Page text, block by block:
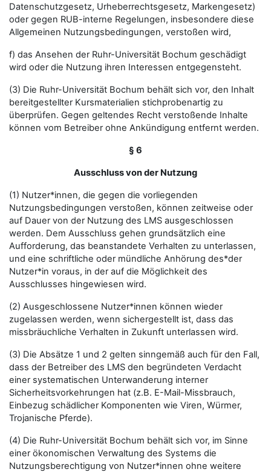
Datenschutzgesetz, Urheberrechtsgesetz, Markengesetz)
oder gegen RUB-interne Regelungen, insbesondere diese
Allgemeinen Nutzungsbedingungen, verstoßen wird,
f) das Ansehen der Ruhr-Universität Bochum geschädigt
wird oder die Nutzung ihren Interessen entgegensteht.
(3) Die Ruhr-Universität Bochum behält sich vor, den Inhalt
bereitgestellter Kursmaterialien stichprobenartig zu
überprüfen. Gegen geltendes Recht verstoßende Inhalte
können vom Betreiber ohne Ankündigung entfernt werden.
§ 6
Ausschluss von der Nutzung
(1) Nutzer*innen, die gegen die vorliegenden
Nutzungsbedingungen verstoßen, können zeitweise oder
auf Dauer von der Nutzung des LMS ausgeschlossen
werden. Dem Ausschluss gehen grundsätzlich eine
Aufforderung, das beanstandete Verhalten zu unterlassen,
und eine schriftliche oder mündliche Anhörung des*der
Nutzer*in voraus, in der auf die Möglichkeit des
Ausschlusses hingewiesen wird.
(2) Ausgeschlossene Nutzer*innen können wieder
zugelassen werden, wenn sichergestellt ist, dass das
missbräuchliche Verhalten in Zukunft unterlassen wird.
(3) Die Absätze 1 und 2 gelten sinngemäß auch für den Fall,
dass der Betreiber des LMS den begründeten Verdacht
einer systematischen Unterwanderung interner
Sicherheitsvorkehrungen hat (z.B. E-Mail-Missbrauch,
Einbezug schädlicher Komponenten wie Viren, Würmer,
Trojanische Pferde).
(4) Die Ruhr-Universität Bochum behält sich vor, im Sinne
einer ökonomischen Verwaltung des Systems die
Nutzungsberechtigung von Nutzer*innen ohne weitere